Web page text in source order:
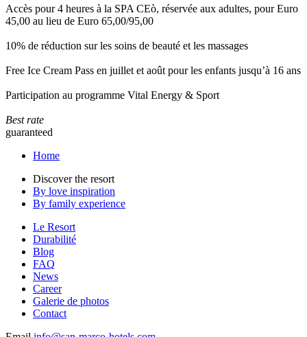
Accès pour 4 heures à la SPA CEò, réservée aux adultes, pour Euro
45,00 au lieu de Euro 65,00/95,00
10% de réduction sur les soins de beauté et les massages
Free Ice Cream Pass en juillet et août pour les enfants jusqu’à 16 ans
Participation au programme Vital Energy & Sport
Best rate
guaranteed
Home
Discover the resort
By love inspiration
By family experience
Le Resort
Durabilité
Blog
FAQ
News
Career
Galerie de photos
Contact